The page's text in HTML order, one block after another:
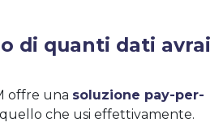
di quanti dati avrai
offre una soluzione pay-per-
che usi effettivamente.